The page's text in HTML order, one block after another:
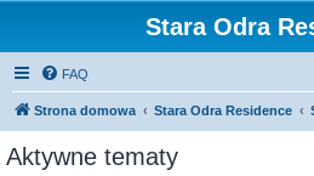
Stara Odra
FAQ
Strona domowa Stara Odra Residence
Aktywne tematy